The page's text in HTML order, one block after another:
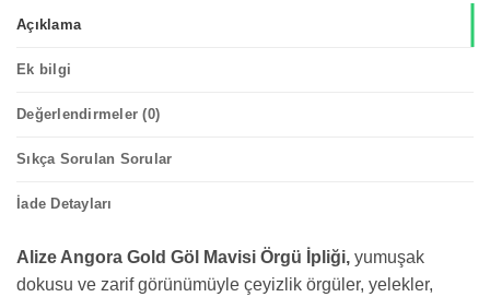
Açıklama
Ek bilgi
Değerlendirmeler (0)
Sıkça Sorulan Sorular
İade Detayları
Alize Angora Gold Göl Mavisi Örgü İpliği, yumuşak
dokusu ve zarif görünümüyle çeyizlik örgüler, yelekler,